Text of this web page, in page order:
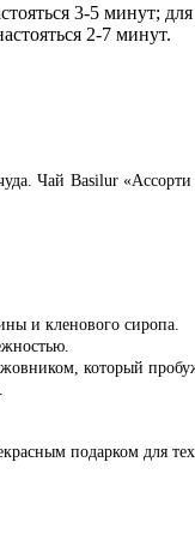
3-5 минут;
2-7 минут.
Чай Basilur
и кленового сиропа.
который
подарком для